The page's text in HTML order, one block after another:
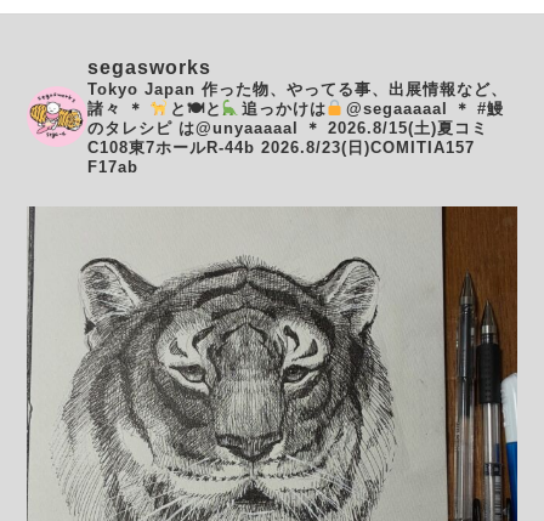
segasworks
Tokyo Japan 作った物、やってる事、出展情報など、
諸々
＊ と🍽と 追っかけは @segaaaaal ＊ #鰻
のタレシピ は@unyaaaaal
＊ 2026.8/15(土)夏コミ
C108東7ホールR-44b 2026.8/23(日)COMITIA157
F17ab